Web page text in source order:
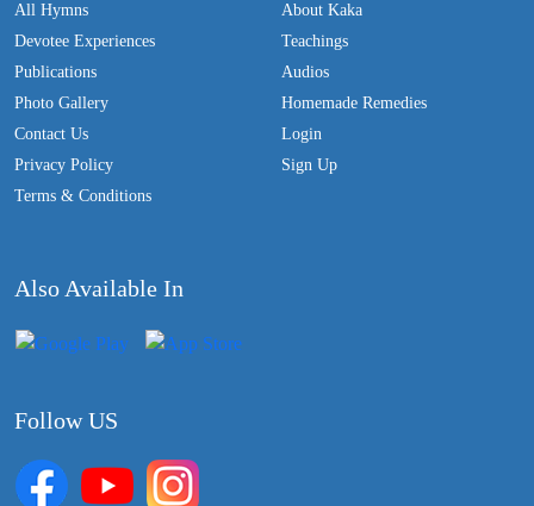
All Hymns
Devotee Experiences
Publications
Photo Gallery
Contact Us
Privacy Policy
Terms & Conditions
About Kaka
Teachings
Audios
Homemade Remedies
Login
Sign Up
Also Available In
Follow US